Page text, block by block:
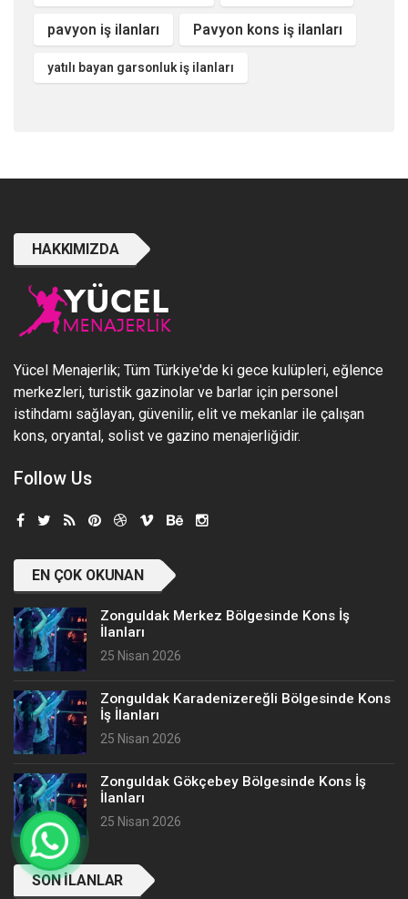
pavyon iş ilanları Pavyon kons iş ilanları
yatılı bayan garsonluk iş ilanları
HAKKIMIZDA
Yücel Menajerlik; Tüm Türkiye'de ki gece kulüpleri, eğlence
merkezleri, turistik gazinolar ve barlar için personel
istihdamı sağlayan, güvenilir, elit ve mekanlar ile çalışan
kons, oryantal, solist ve gazino menajerliğidir.
Follow Us
EN ÇOK OKUNAN
Zonguldak Merkez Bölgesinde Kons İş
İlanları
25 Nisan 2026
Zonguldak Karadenizereğli Bölgesinde Kons
İş İlanları
25 Nisan 2026
Zonguldak Gökçebey Bölgesinde Kons İş
İlanları
25 Nisan 2026
SON İLANLAR